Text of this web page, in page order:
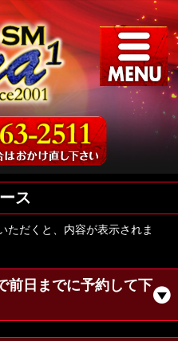
ス
ただくと、内容が表示されま
前日までに予約して下